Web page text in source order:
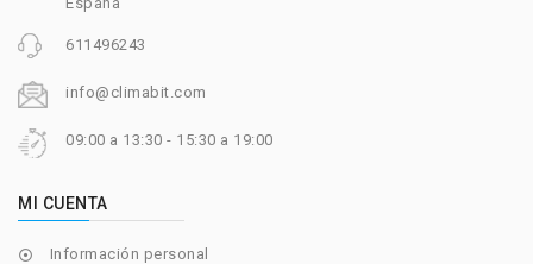
611496243
info@climabit.com
09:00 a 13:30 - 15:30 a 19:00
MI CUENTA
 Información personal